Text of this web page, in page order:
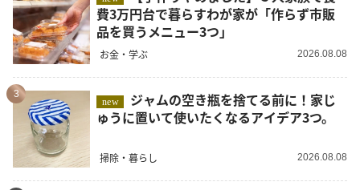
費3万円台で暮らすわが家が「作らず市販
品を買うメニュー3つ」
お金・学ぶ 2026.08.08
3
new
ゅうに置いて使いたくなるアイデア3つ。
掃除・暮らし 2026.08.08